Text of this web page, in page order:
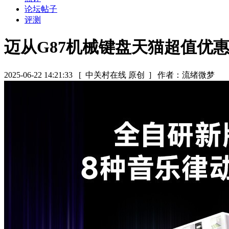
论坛帖子
评测
迈从G87机械键盘天猫超值优
2025-06-22 14:21:33 [ 中关村在线 原创 ] 作者：流绪微梦